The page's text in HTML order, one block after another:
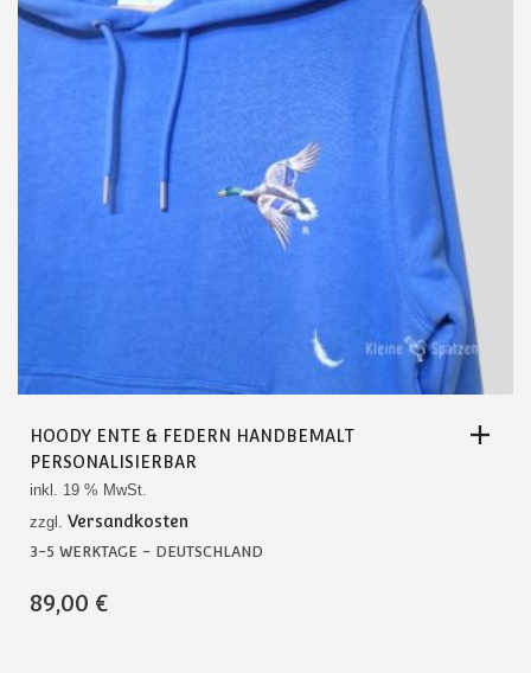
HOODY ENTE & FEDERN HANDBEMALT
PERSONALISIERBAR
inkl. 19 % MwSt.
zzgl. Versandkosten
3-5 WERKTAGE - DEUTSCHLAND
89,00 €